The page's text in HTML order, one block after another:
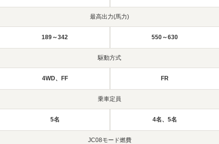
最高出力(馬力)
189～342 550～630
駆動方式
4WD、FF FR
乗車定員
5名 4名、5名
JC08モード燃費